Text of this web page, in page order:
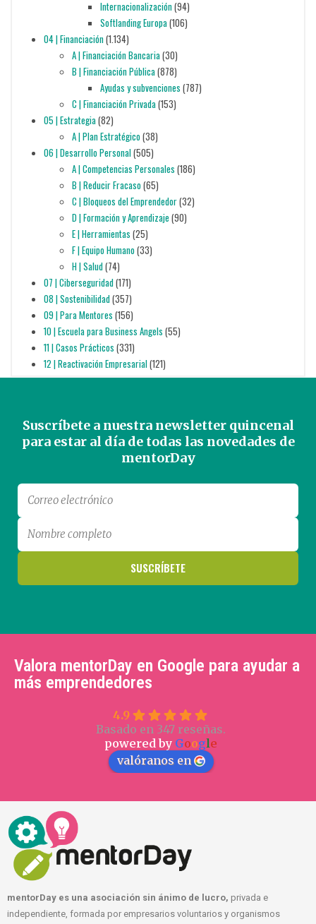
Internacionalización(94)
Softlanding Europa(106)
04 | Financiación(1.134)
A | Financiación Bancaria(30)
B | Financiación Pública(878)
Ayudas y subvenciones (787)
C | Financiación Privada(153)
05 | Estrategia(82)
A | Plan Estratégico(38)
06 | Desarrollo Personal(505)
A | Competencias Personales (186)
B | Reducir Fracaso(65)
C | Bloqueos del Emprendedor(32)
D | Formación y Aprendizaje (90)
E | Herramientas (25)
F | Equipo Humano(33)
H | Salud(74)
07 | Ciberseguridad(171)
08 | Sostenibilidad(357)
09 | Para Mentores (156)
10 | Escuela para Business Angels (55)
11 | Casos Prácticos (331)
12 | Reactivación Empresarial(121)
Suscríbete a nuestra newsletter quincenal
para estar al día de todas las novedades de
mentorDay
Valora mentorDay en Google para ayudar a
más emprendedores
4.9
Basado en 347 reseñas.
powered by Google
valóranos en
mentorDay es una asociación sin ánimo de lucro, privada e
independiente, formada por empresarios voluntarios y organismos